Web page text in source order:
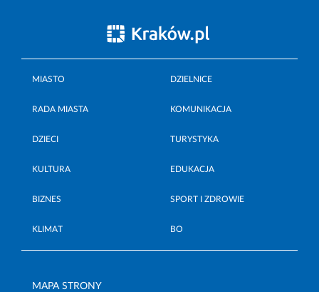
MIASTO DZIELNICE
RADA MIASTA KOMUNIKACJA
DZIECI TURYSTYKA
KULTURA EDUKACJA
BIZNES SPORT I ZDROWIE
KLIMAT BO
MAPA STRONY